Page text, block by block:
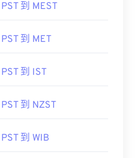
PST 到 MEST
PST 到 MET
PST 到 IST
PST 到 NZST
PST 到 WIB